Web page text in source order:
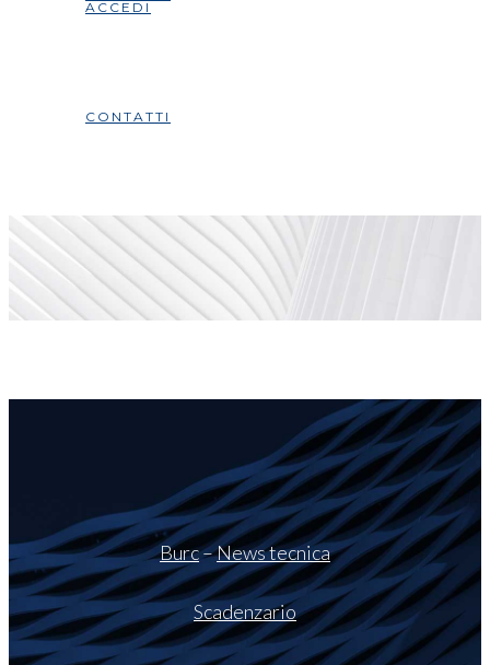
ACCEDI
CONTATTI
Burc–News tecnica
Scadenzario